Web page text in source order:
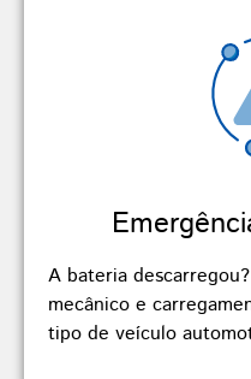
A bateria
mecânico e
tipo de veículo